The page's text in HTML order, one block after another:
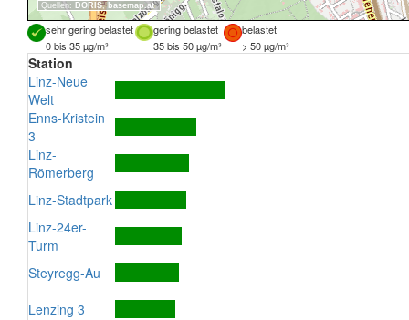
Quellen: DORIS, basemap.at
sehr gering belastet gering belastet
belastet
0 bis 35 µg/m³
35 bis 50 µg/m³ > 50 µg/m³
Station
Linz-Neue
Welt
Enns-Kristein
3
Linz-
Römerberg
Linz-Stadtpark
Linz-24er-
Turm
Steyregg-Au
Lenzing 3